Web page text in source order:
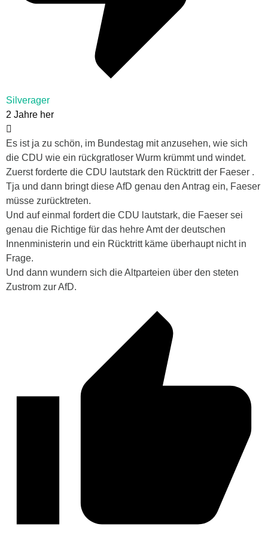
Silverager
2 Jahre her
Es ist ja zu schön, im Bundestag mit anzusehen, wie sich
die CDU wie ein rückgratloser Wurm krümmt und windet.
Zuerst forderte die CDU lautstark den Rücktritt der Faeser .
Tja und dann bringt diese AfD genau den Antrag ein, Faeser
müsse zurücktreten.
Und auf einmal fordert die CDU lautstark, die Faeser sei
genau die Richtige für das hehre Amt der deutschen
Innenministerin und ein Rücktritt käme überhaupt nicht in
Frage.
Und dann wundern sich die Altparteien über den steten
Zustrom zur AfD.